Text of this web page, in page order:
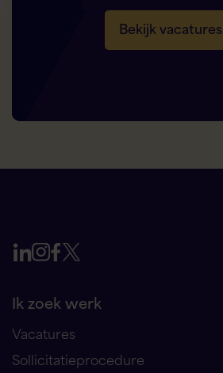
Bekijk vacatures
Ik zoek werk
Vacatures
Sollicitatieprocedure